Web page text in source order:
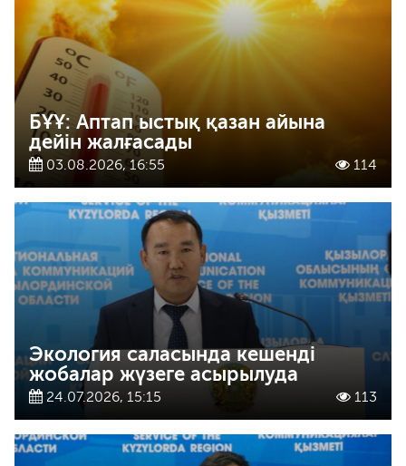
БҰҰ: Аптап ыстық қазан айына
дейін жалғасады
03.08.2026, 16:55 114
Экология саласында кешенді
жобалар жүзеге асырылуда
24.07.2026, 15:15 113